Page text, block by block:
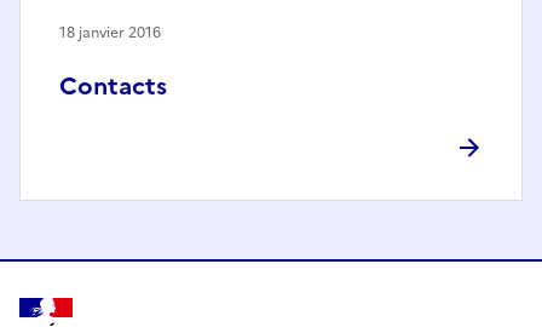
Contacts
18 janvier 2016